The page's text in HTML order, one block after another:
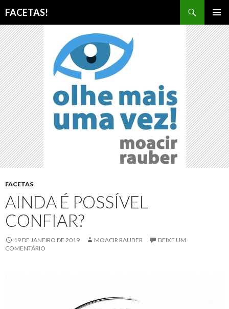
FACETAS!
MENU
PARA
O
CONTEÚDO
FACETAS
AINDA É POSSÍVEL
CONFIAR?
19 DE JANEIRO DE 2019 MOACIR RAUBER
DEIXE UM
COMENTÁRIO